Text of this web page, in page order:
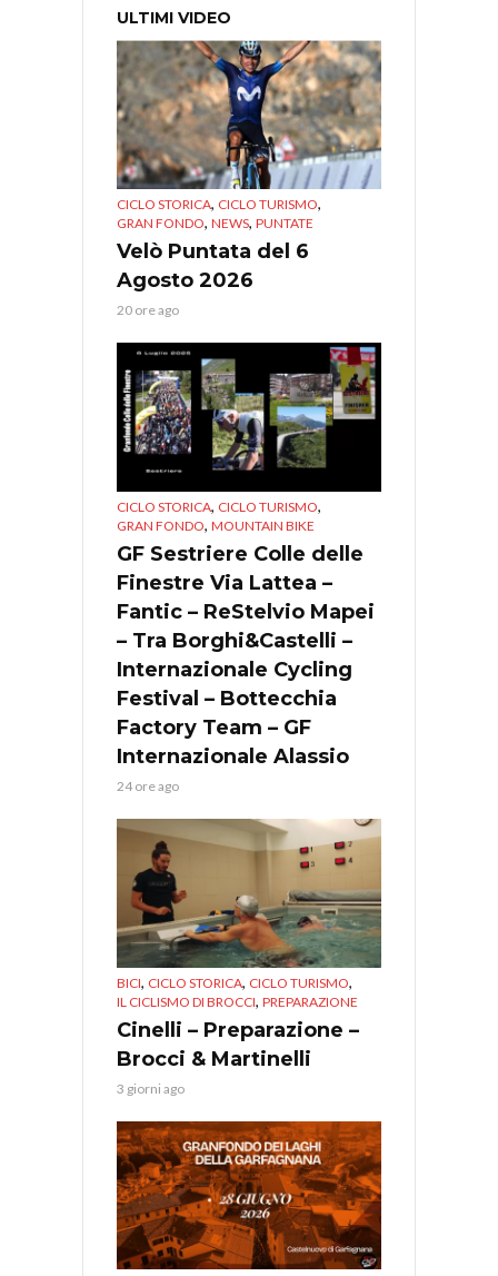
ULTIMI VIDEO
CICLO STORICA, CICLO TURISMO,
GRAN FONDO, NEWS, PUNTATE
Velò Puntata del 6
Agosto 2026
20 ore ago
CICLO STORICA, CICLO TURISMO,
GRAN FONDO, MOUNTAIN BIKE
GF Sestriere Colle delle
Finestre Via Lattea –
Fantic – ReStelvio Mapei
– Tra Borghi&Castelli –
Internazionale Cycling
Festival – Bottecchia
Factory Team – GF
Internazionale Alassio
24 ore ago
BICI, CICLO STORICA, CICLO TURISMO,
IL CICLISMO DI BROCCI, PREPARAZIONE
Cinelli – Preparazione –
Brocci & Martinelli
3 giorni ago